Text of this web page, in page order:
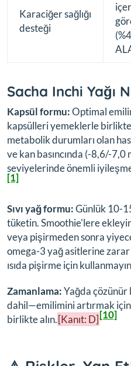
Karaciğer sağlığı
desteği
Sacha Inchi Yağı
Kapsül formu:Optimal
kapsülleri yemeklerle birlikte
metabolik durumları olan
ve kan basıncında (-8,6/-
seviyelerinde önemli
[1]
Sıvı yağ formu:Günlük 10-
tüketin. Smoothie'lere
veya pişirmeden sonra
omega-3 yağ asitlerine
ısıda pişirme için
Zamanlama:Yağda
dahil—emilimini artırmak
birlikte alın.[Kanıt: D][10]